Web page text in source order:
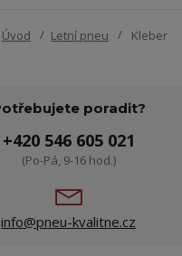
Úvod Letní pneu Kleber
poradit?
+420 546 605 021
(Po-Pá, 9-16 hod.)
info@pneu-kvalitne.cz